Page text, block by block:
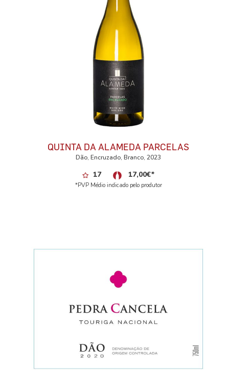
QUINTA DA ALAMEDA PARCELAS
Dão, Encruzado, Branco, 2023
17 17,00€*
*PVP Médio indicado pelo produtor